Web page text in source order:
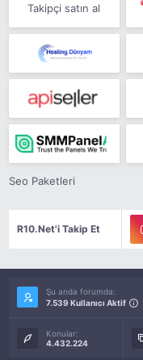
Takipçi satın al
Seo Paketleri
R10.Net'i Takip Et
Şu anda forumda:
7.539 Kullanıcı Aktif
Konular:
4.432.224